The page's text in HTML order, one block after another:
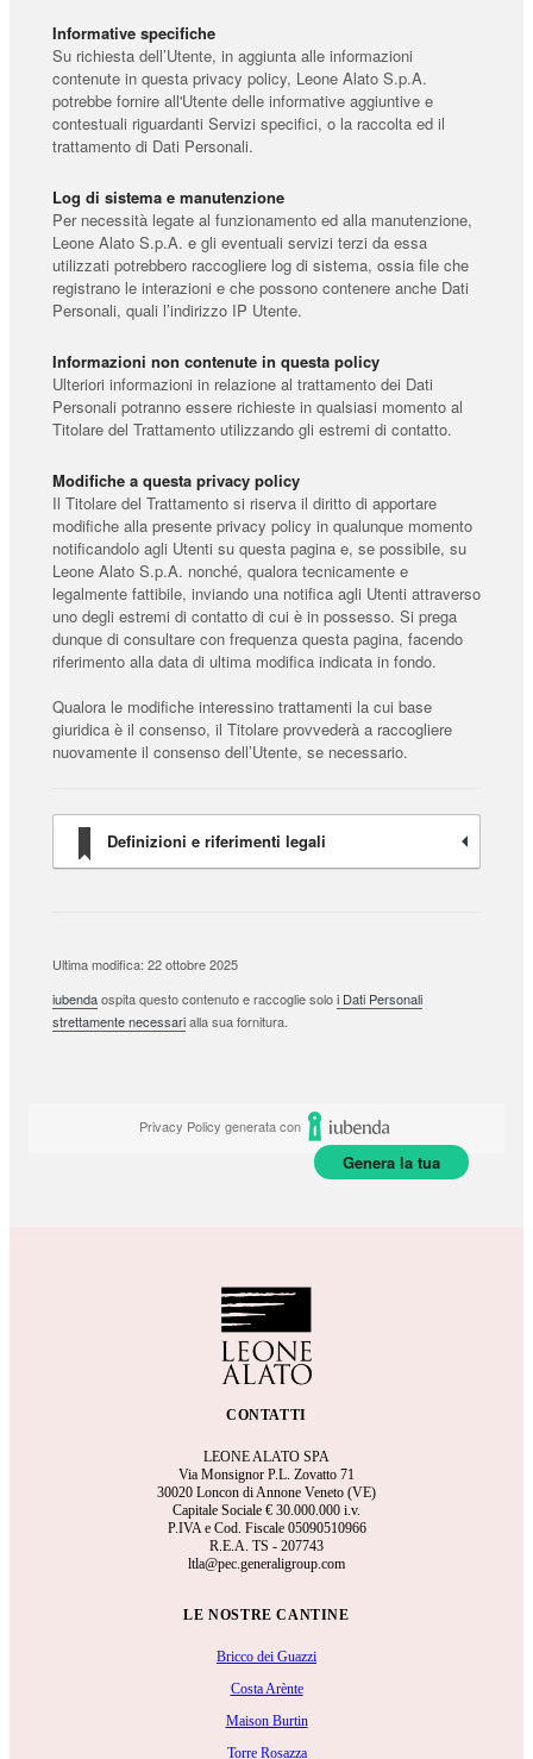
Informative specifiche
Su richiesta dell’Utente, in aggiunta alle informazioni
contenute in questa privacy policy, Leone Alato S.p.A.
potrebbe fornire all'Utente delle informative aggiuntive e
contestuali riguardanti Servizi specifici, o la raccolta ed il
trattamento di Dati Personali.
Log di sistema e manutenzione
Per necessità legate al funzionamento ed alla manutenzione,
Leone Alato S.p.A. e gli eventuali servizi terzi da essa
utilizzati potrebbero raccogliere log di sistema, ossia file che
registrano le interazioni e che possono contenere anche Dati
Personali, quali l’indirizzo IP Utente.
Informazioni non contenute in questa policy
Ulteriori informazioni in relazione al trattamento dei Dati
Personali potranno essere richieste in qualsiasi momento al
Titolare del Trattamento utilizzando gli estremi di contatto.
Modifiche a questa privacy policy
Il Titolare del Trattamento si riserva il diritto di apportare
modifiche alla presente privacy policy in qualunque momento
notificandolo agli Utenti su questa pagina e, se possibile, su
Leone Alato S.p.A. nonché, qualora tecnicamente e
legalmente fattibile, inviando una notifica agli Utenti attraverso
uno degli estremi di contatto di cui è in possesso. Si prega
dunque di consultare con frequenza questa pagina, facendo
riferimento alla data di ultima modifica indicata in fondo.
Qualora le modifiche interessino trattamenti la cui base
giuridica è il consenso, il Titolare provvederà a raccogliere
nuovamente il consenso dell’Utente, se necessario.
Definizioni e riferimenti legali
Ultima modifica: 22 ottobre 2025
iubendaospita questo contenuto e raccoglie soloi Dati Personali
strettamente necessarialla sua fornitura.
Privacy Policy generata con
Genera la tua
CONTATTI
LEONE ALATO SPA
Via Monsignor P.L. Zovatto 71
30020 Loncon di Annone Veneto (VE)
Capitale Sociale € 30.000.000 i.v.
P.IVA e Cod. Fiscale 05090510966
R.E.A. TS - 207743
ltla@pec.generaligroup.com
LE NOSTRE CANTINE
Bricco dei Guazzi
Costa Arènte
Maison Burtin
Torre Rosazza